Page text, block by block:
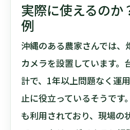
実際に使えるのか
例
沖縄のある農家さんでは
カメラを設置しています。
計で、1年以上問題なく運
止に役立っているそうです
も利用されており、現場の